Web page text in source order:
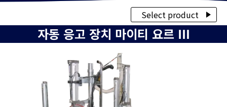
Select product
자동 응고 장치 마이티 요르 Ⅲ